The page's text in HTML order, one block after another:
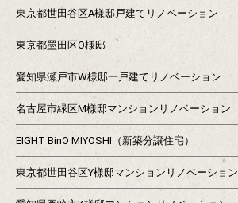
東京都世田谷区A様邸戸建てリノベーション
東京都墨田区O様邸
愛知県瀬戸市W様邸一戸建てリノベーション
名古屋市緑区M様邸マンションリノベーション
EIGHT BinO MIYOSHI（新築分譲住宅）
東京都世田谷区Y様邸マンションリノベーション